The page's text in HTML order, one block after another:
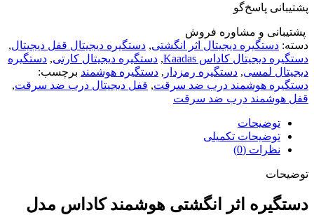
پشتیبانی پاسخ‌گو
پشتیبانی و مشاوره فروش
دسته: دستگیره دیجیتال اثر انگشتی, دستگیره دیجیتال قفل دیجیتال,
دستگیره دیجیتال کاداس Kaadas
, دستگیره دیجیتال کارتی, دستگیره
دیجیتال لمسی, دستگیره رمزدار , دستگیره هوشمند برچسب:
دستگیره هوشمند درب ضد سرقت, قفل دیجیتال درب ضد سرقت,
قفل هوشمند درب ضد سرقت
توضیحات
توضیحات تکمیلی
نظرات (0)
توضیحات
دستگیره اثر انگشتی هوشمند کاداس مدل